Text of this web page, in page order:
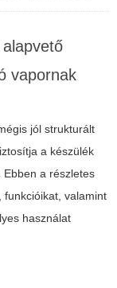
alapvető
vapornak
jól strukturált
a készülék
Ebben a részletes
funkcióikat, valamint
használat